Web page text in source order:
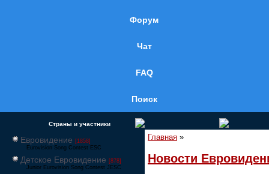
Форум
Чат
FAQ
Поиск
Страны и участники
Евровидение [1858]
Eurovision Song Contest ESC
Детское Евровидение [878]
Junior Eurovision Song Contest JESC
Главная »
Новости